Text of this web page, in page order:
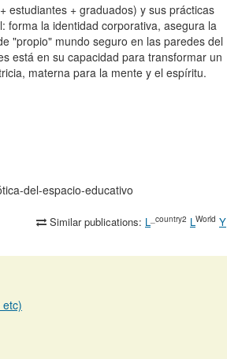
estudiantes + graduados) y sus prácticas
forma la identidad corporativa, asegura la
"propio" mundo seguro en las paredes del
está en su capacidad para transformar un
materna para la mente y el espíritu.
del-espacio-educativo
Similar publications: L _country2 LWorld Y